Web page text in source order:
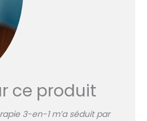
ce produit
3-en-1 m’a séduit par